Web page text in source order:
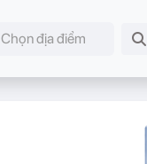
Chọn địa điểm